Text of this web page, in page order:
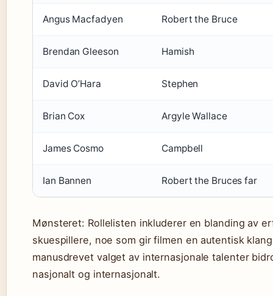
Angus Macfadyen Robert the Bruce
Brendan Gleeson Hamish
David O’Hara Stephen
Brian Cox Argyle Wallace
James Cosmo Campbell
Ian Bannen Robert the Bruces far
Mønsteret: Rollelisten inkluderer en blanding av
skuespillere, noe som gir filmen en autentisk
manusdrevet valget av internasjonale talenter
nasjonalt og internasjonalt.